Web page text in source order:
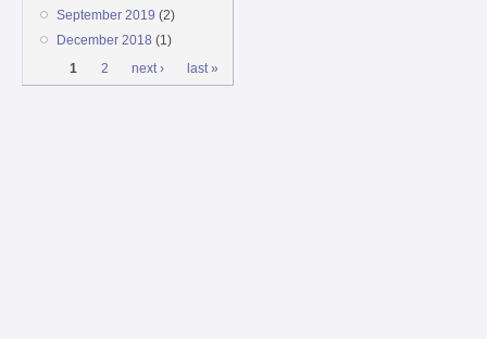
September 2019 (2)
December 2018 (1)
Pages
1 2 next › last »